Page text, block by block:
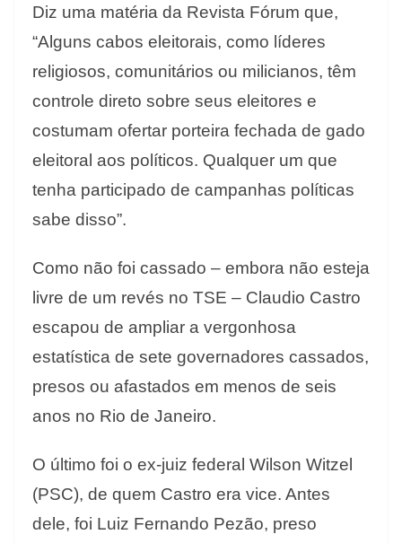
Diz uma matéria da Revista Fórum que,
“Alguns cabos eleitorais, como líderes
religiosos, comunitários ou milicianos, têm
controle direto sobre seus eleitores e
costumam ofertar porteira fechada de gado
eleitoral aos políticos. Qualquer um que
tenha participado de campanhas políticas
sabe disso”.
Como não foi cassado – embora não esteja
livre de um revés no TSE – Claudio Castro
escapou de ampliar a vergonhosa
estatística de sete governadores cassados,
presos ou afastados em menos de seis
anos no Rio de Janeiro.
O último foi o ex-juiz federal Wilson Witzel
(PSC), de quem Castro era vice. Antes
dele, foi Luiz Fernando Pezão, preso